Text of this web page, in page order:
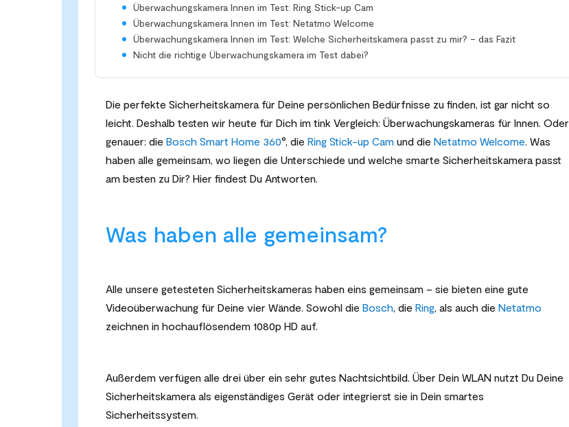
Überwachungskamera Innen im Test: Ring Stick-up Cam
Überwachungskamera Innen im Test: Netatmo Welcome
Überwachungskamera Innen im Test: Welche Sicherheitskamera passt zu mir? – das Fazit
Nicht die richtige Überwachungskamera im Test dabei?
Die perfekte Sicherheitskamera für Deine persönlichen Bedürfnisse zu finden, ist gar nicht so
leicht. Deshalb testen wir heute für Dich im tink Vergleich: Überwachungskameras für Innen. Oder
genauer: die Bosch Smart Home 360°, die Ring Stick-up Cam und die Netatmo Welcome . Was
haben alle gemeinsam, wo liegen die Unterschiede und welche smarte Sicherheitskamera passt
am besten zu Dir? Hier findest Du Antworten.
Was haben alle gemeinsam?
Alle unsere getesteten Sicherheitskameras haben eins gemeinsam – sie bieten eine gute
Videoüberwachung für Deine vier Wände. Sowohl die Bosch , die Ring , als auch die Netatmo
zeichnen in hochauflösendem 1080p HD auf.
Außerdem verfügen alle drei über ein sehr gutes Nachtsichtbild. Über Dein WLAN nutzt Du Deine
Sicherheitskamera als eigenständiges Gerät oder integrierst sie in Dein smartes
Sicherheitssystem.